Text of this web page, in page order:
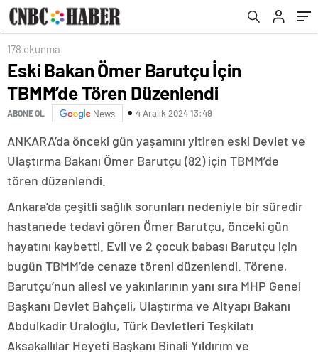
178 okunma
Eski Bakan Ömer Barutçu İçin
TBMM’de Tören Düzenlendi
ABONE OL News 4 Aralık 2024 13:49
ANKARA’da önceki gün yaşamını yitiren eski Devlet ve
Ulaştırma Bakanı Ömer Barutçu (82) için TBMM’de
tören düzenlendi.
Ankara’da çeşitli sağlık sorunları nedeniyle bir süredir
hastanede tedavi gören Ömer Barutçu, önceki gün
hayatını kaybetti. Evli ve 2 çocuk babası Barutçu için
bugün TBMM’de cenaze töreni düzenlendi. Törene,
Barutçu’nun ailesi ve yakınlarının yanı sıra MHP Genel
Başkanı Devlet Bahçeli, Ulaştırma ve Altyapı Bakanı
Abdulkadir Uraloğlu, Türk Devletleri Teşkilatı
Aksakallılar Heyeti Başkanı Binali Yıldırım ve